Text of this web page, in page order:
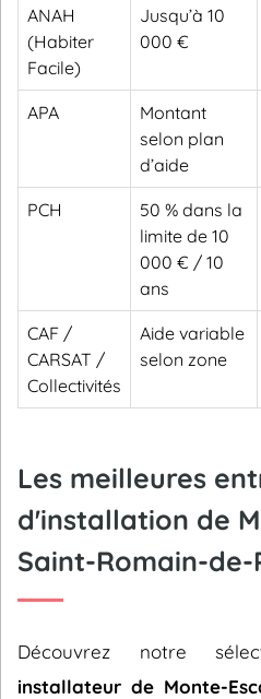
ANAH
(Habiter
Facile)
Jusqu’à 10
000 €
APA
Montant
selon plan
d’aide
PCH
50 % dans la
limite de 10
000 € / 10
ans
CAF /
CARSAT /
Collectivités
Aide variable
selon zone
Les meilleures
d'installation de
Saint-Romain-de-
Découvrez notre
installateur de Monte-